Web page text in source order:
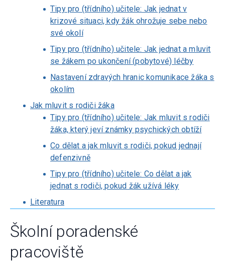
Tipy pro (třídního) učitele: Jak jednat v
krizové situaci, kdy žák ohrožuje sebe nebo
své okolí
Tipy pro (třídního) učitele: Jak jednat a mluvit
se žákem po ukončení (pobytové) léčby
Nastavení zdravých hranic komunikace žáka s
okolím
Jak mluvit s rodiči žáka
Tipy pro (třídního) učitele: Jak mluvit s rodiči
žáka, který jeví známky psychických obtíží
Co dělat a jak mluvit s rodiči, pokud jednají
defenzivně
Tipy pro (třídního) učitele: Co dělat a jak
jednat s rodiči, pokud žák užívá léky
Literatura
Školní poradenské
pracoviště